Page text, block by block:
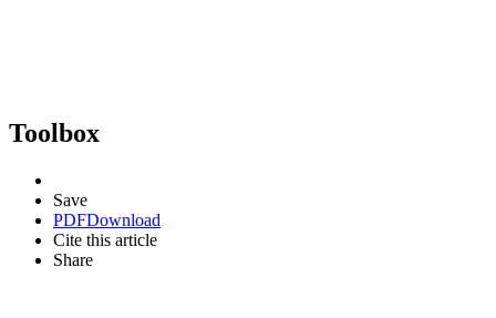
Toolbox
Save
PDFDownload
Cite this article
Share